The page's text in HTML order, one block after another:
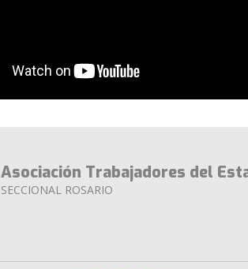
Asociación Trabajadores del
SECCIONAL ROSARIO